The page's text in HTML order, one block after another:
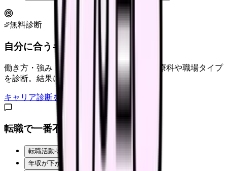
無料診断
自分に合うキャリアタイプは？
働き方・強み・価値観から、向いている診療科や職場タイプ
を診断。結果に合う求人も表示。
キャリア診断をはじめる
転職で一番不安なことは？
転職活動そのものが不安
年収が下がるのが怖い